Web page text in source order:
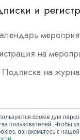
cookie для
пользователей. Чтобы
ознакомьтесь с нашей
и
на
Подписка на